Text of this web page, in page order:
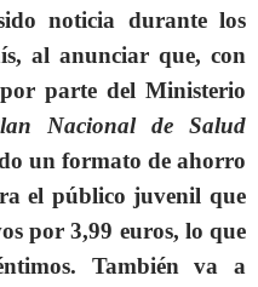
noticia durante los
al anunciar que, con
parte del Ministerio
Nacional de Salud
un formato de ahorro
el público juvenil que
por 3,99 euros, lo que
También va a